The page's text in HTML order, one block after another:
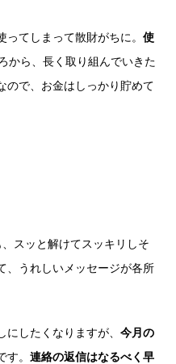
てしまって散財がちに。 使
から、長く取り組んでいきた
ので、お金はしっかり貯めて
スッと解けてスッキリしそ
、うれしいメッセージが各所
したくなりますが、 今月の
す。 連絡の返信はなるべく早